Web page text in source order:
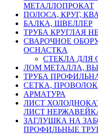
МЕТАЛЛОПРОКАТ
ПОЛОСА, КРУГ,
БАЛКА, ШВЕЛЛЕР
ТРУБА КРУГЛАЯ
СВАРОЧНОЕ
ОСНАСТКА
СТЕКЛА ДЛЯ
ЛОМ МЕТАЛЛА,
ТРУБА
СЕТКА,
АРМАТУРА
ЛИСТ
ЛИСТ
ЗАГЛУШКА НА
ПРОФИЛЬНЫЕ